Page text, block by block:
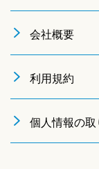
会社概要
利用規約
個人情報の